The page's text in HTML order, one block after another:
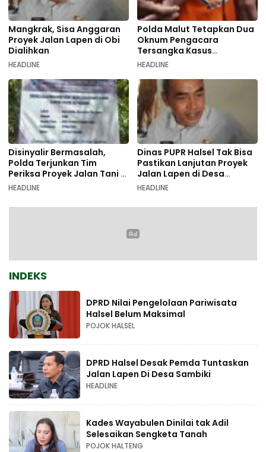
Mangkrak, Sisa Anggaran
Proyek Jalan Lapen di Obi
Dialihkan
HEADLINE
Polda Malut Tetapkan Dua
Oknum Pengacara
Tersangka Kasus
Pemalsuan Dokumen
HEADLINE
Disinyalir Bermasalah,
Polda Terjunkan Tim
Periksa Proyek Jalan Tani di
Galala
HEADLINE
Dinas PUPR Halsel Tak Bisa
Pastikan Lanjutan Proyek
Jalan Lapen di Desa
Sambiki
HEADLINE
INDEKS
DPRD Nilai Pengelolaan Pariwisata
Halsel Belum Maksimal
POJOK HALSEL
DPRD Halsel Desak Pemda Tuntaskan
Jalan Lapen Di Desa Sambiki
HEADLINE
Kades Wayabulen Dinilai tak Adil
Selesaikan Sengketa Tanah
POJOK HALTENG